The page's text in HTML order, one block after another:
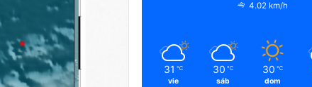
4.02 km/h
31 ℃
vie
30 ℃
sáb
30 ℃
dom